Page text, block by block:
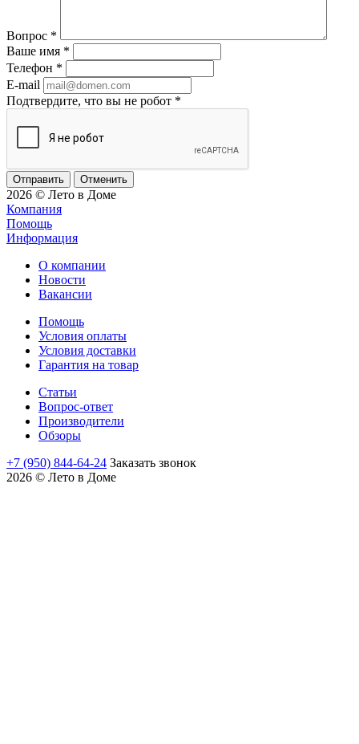
Вопрос *
Ваше имя *
Телефон *
E-mail
Подтвердите, что вы не робот *
Отменить
2026 © Лето в Доме
Компания
Помощь
Информация
О компании
Новости
Вакансии
Помощь
Условия оплаты
Условия доставки
Гарантия на товар
Статьи
Вопрос-ответ
Производители
Обзоры
+7 (950) 844-64-24 Заказать звонок
2026 © Лето в Доме